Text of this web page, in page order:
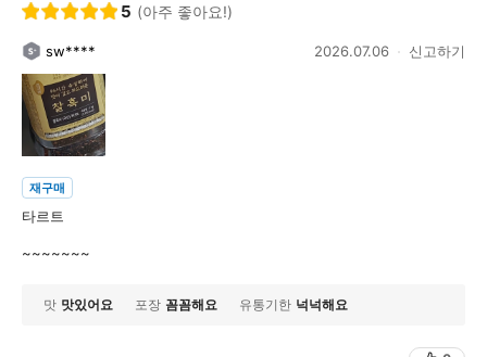
5 (아주 좋아요!)
sw**** 2026.07.06 신고하기
재구매
타르트
~~~~~~~
맛 맛있어요 포장 꼼꼼해요 유통기한 넉넉해요